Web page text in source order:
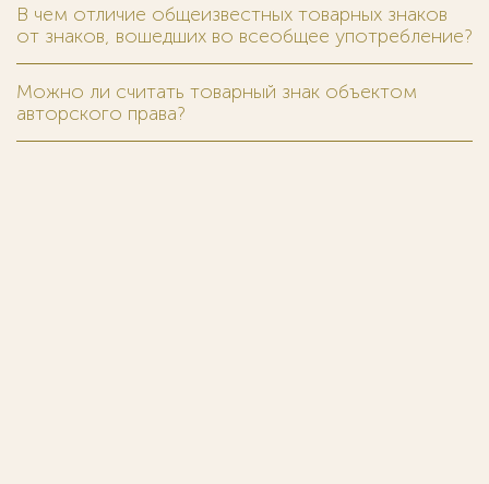
В чем отличие общеизвестных товарных знаков
от знаков, вошедших во всеобщее употребление?
Можно ли считать товарный знак объектом
авторского права?